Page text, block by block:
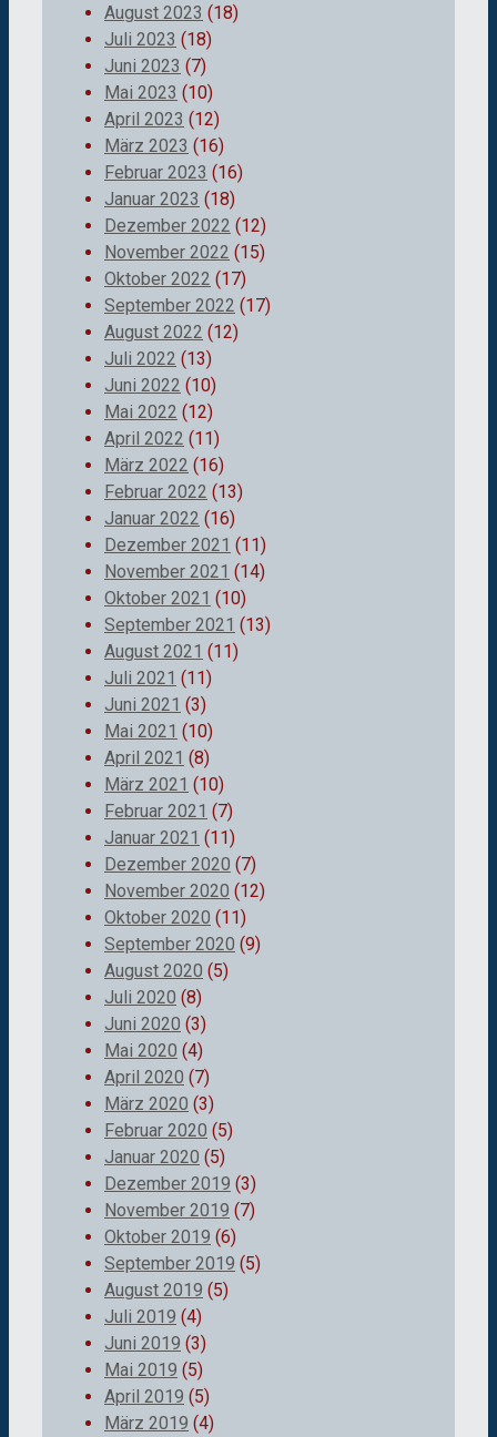
August 2023 (18)
Juli 2023 (18)
Juni 2023 (7)
Mai 2023 (10)
April 2023 (12)
März 2023 (16)
Februar 2023 (16)
Januar 2023 (18)
Dezember 2022 (12)
November 2022 (15)
Oktober 2022 (17)
September 2022 (17)
August 2022 (12)
Juli 2022 (13)
Juni 2022 (10)
Mai 2022 (12)
April 2022 (11)
März 2022 (16)
Februar 2022 (13)
Januar 2022 (16)
Dezember 2021 (11)
November 2021 (14)
Oktober 2021 (10)
September 2021 (13)
August 2021 (11)
Juli 2021 (11)
Juni 2021 (3)
Mai 2021 (10)
April 2021 (8)
März 2021 (10)
Februar 2021 (7)
Januar 2021 (11)
Dezember 2020 (7)
November 2020 (12)
Oktober 2020 (11)
September 2020 (9)
August 2020 (5)
Juli 2020 (8)
Juni 2020 (3)
Mai 2020 (4)
April 2020 (7)
März 2020 (3)
Februar 2020 (5)
Januar 2020 (5)
Dezember 2019 (3)
November 2019 (7)
Oktober 2019 (6)
September 2019 (5)
August 2019 (5)
Juli 2019 (4)
Juni 2019 (3)
Mai 2019 (5)
April 2019 (5)
März 2019 (4)